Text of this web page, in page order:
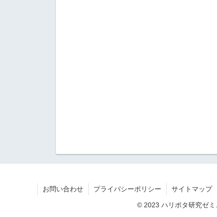
お問い合わせ プライバシーポリシー サイトマップ
© 2023 ハリポタ研究ゼミ.